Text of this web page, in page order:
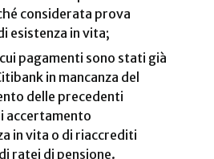
considerata prova
esistenza in vita;
pagamenti sono stati già
in mancanza del
delle precedenti
accertamento
in vita o di riaccrediti
ratei di pensione.